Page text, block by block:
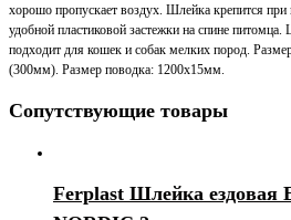
хорошо пропускает воздух. Шлейка крепится
удобной пластиковой застежки на спине
подходит для кошек и собак мелких пород.
(300мм). Размер поводка: 1200х15мм.
Сопутствующие товары
Ferplast Шлейка ездовая